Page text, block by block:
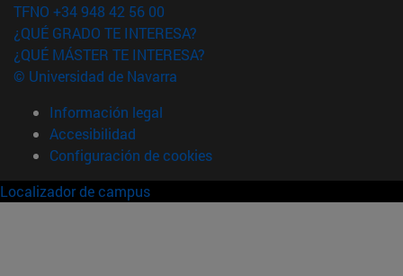
TFNO +34 948 42 56 00
¿QUÉ GRADO TE INTERESA?
¿QUÉ MÁSTER TE INTERESA?
© Universidad de Navarra
Información legal
Accesibilidad
Configuración de cookies
Localizador de campus